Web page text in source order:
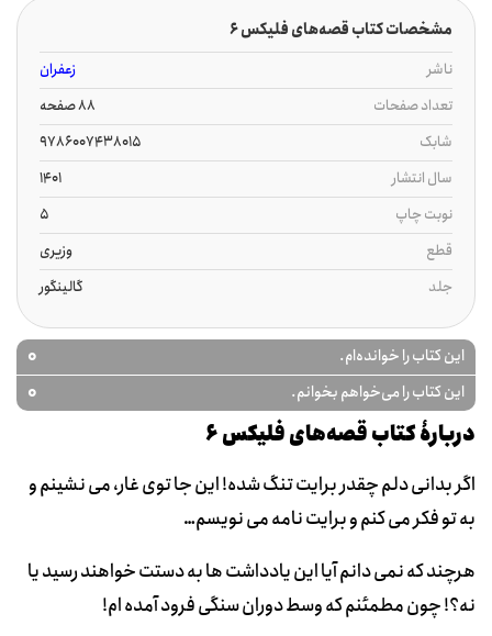
مشخصات کتاب قصه‌های فلیکس 6
ناشر
زعفران
تعداد صفحات
88 صفحه
شابک
9786007438015
سال انتشار
1401
نوبت چاپ
5
قطع
وزیری
جلد
گالینگور
این کتاب را خوانده‌ام. 0
این کتاب را می‌خواهم بخوانم. 0
دربارۀ کتاب قصه‌های فلیکس 6
اگر بدانی دلم چقدر برایت تنگ شده! این جا توی غار، می نشینم و
به تو فکر می کنم و برایت نامه می نویسم…
هرچند که نمی دانم آیا این یادداشت ها به دستت خواهند رسید یا
نه؟! چون مطمئنم که وسط دوران سنگی فرود آمده ام!